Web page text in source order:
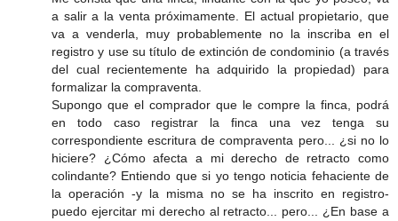
a salir a la venta próximamente. El actual propietario, que
va a venderla, muy probablemente no la inscriba en el
registro y use su título de extinción de condominio (a través
del cual recientemente ha adquirido la propiedad) para
formalizar la compraventa.
Supongo que el comprador que le compre la finca, podrá
en todo caso registrar la finca una vez tenga su
correspondiente escritura de compraventa pero... ¿si no lo
hiciere? ¿Cómo afecta a mi derecho de retracto como
colindante? Entiendo que si yo tengo noticia fehaciente de
la operación -y la misma no se ha inscrito en registro-
puedo ejercitar mi derecho al retracto... pero... ¿En base a